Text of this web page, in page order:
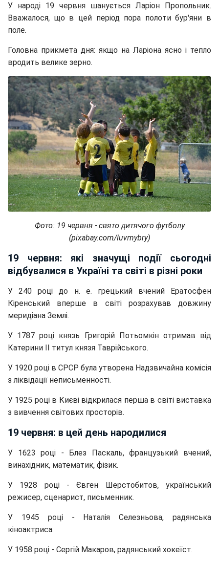
У народі 19 червня шанується Ларіон Пропольник.
Вважалося, що в цей період пора полоти бур'яни в
поле.
Головна прикмета дня: якщо на Ларіона ясно і тепло
вродить велике зерно.
Фото: 19 червня - свято дитячого футболу
(pixabay.com/luvmybry)
19 червня: які значущі події сьогодні
відбувалися в Україні та світі в різні роки
У 240 році до н. е. грецький вчений Ератосфен
Кіренський вперше в світі розрахував довжину
меридіана Землі.
У 1787 році князь Григорій Потьомкін отримав від
Катерини II титул князя Таврійського.
У 1920 році в СРСР була утворена Надзвичайна комісія
з ліквідації неписьменності.
У 1925 році в Києві відкрилася перша в світі виставка
з вивчення світових просторів.
19 червня: в цей день народилися
У 1623 році - Блез Паскаль, французький вчений,
винахідник, математик, фізик.
У 1928 році - Євген Шерстобитов, український
режисер, сценарист, письменник.
У 1945 році - Наталія Селезньова, радянська
кіноактриса.
У 1958 році - Сергій Макаров, радянський хокеїст.